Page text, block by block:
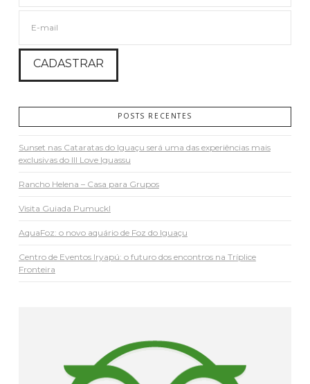
POSTS RECENTES
Sunset nas Cataratas do Iguaçu será uma das experiências mais
exclusivas do III Love Iguassu
Rancho Helena – Casa para Grupos
Visita Guiada Pumuckl
AquaFoz: o novo aquário de Foz do Iguaçu
Centro de Eventos Iryapú: o futuro dos encontros na Tríplice
Fronteira